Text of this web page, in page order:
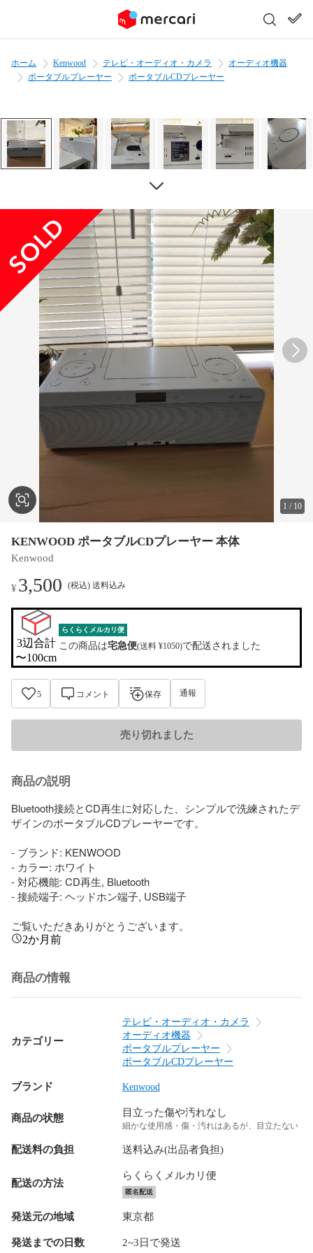
ホーム Kenwood テレビ・オーディオ・カメラ
オーディオ機器
ポータブルプレーヤー
ポータブルCDプレーヤー
1 / 10
KENWOOD ポータブルCDプレーヤー 本体
Kenwood
¥3,500 (税込) 送料込み
3辺合計
〜100cm
らくらくメルカリ便
この商品は宅急便(送料 ¥1050)で配送されました
5 コメント 保存 通報
売り切れました
商品の説明
Bluetooth接続とCD再生に対応した、シンプルで洗練されたデ
ザインのポータブルCDプレーヤーです。
- ブランド: KENWOOD
- カラー: ホワイト
- 対応機能: CD再生, Bluetooth
- 接続端子: ヘッドホン端子, USB端子
ご覧いただきありがとうございます。
2か月前
商品の情報
カテゴリー
テレビ・オーディオ・カメラ
オーディオ機器
ポータブルプレーヤー
ポータブルCDプレーヤー
ブランド Kenwood
商品の状態 目立った傷や汚れなし
細かな使用感・傷・汚れはあるが、目立たない
配送料の負担 送料込み(出品者負担)
配送の方法
らくらくメルカリ便
匿名配送
発送元の地域 東京都
発送までの日数 2~3日で発送